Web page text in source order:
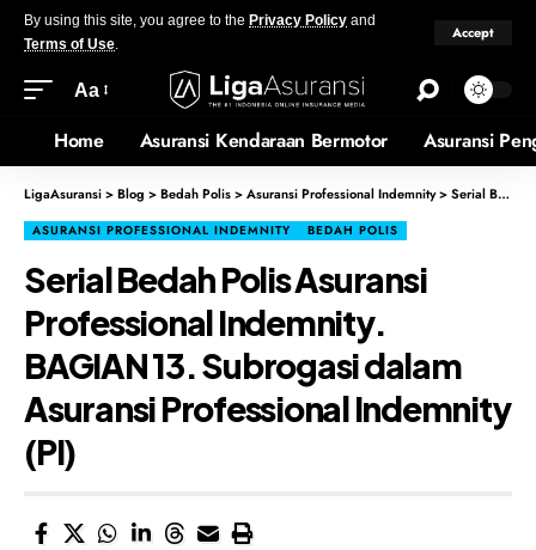
By using this site, you agree to the Privacy Policy and
Terms of Use.
Accept
Aa
Home Asuransi Kendaraan Bermotor Asuransi
LigaAsuransi>Blog >Bedah Polis>Asuransi Professional Indemnity>Serial Bedah Polis Asuransi Professional Indemnity. BAGIAN 13. Subrogasi dalam Asuransi Professional Indemnity (PI)
ASURANSI PROFESSIONAL INDEMNITY BEDAH POLIS
Serial Bedah Polis Asuransi
Professional Indemnity.
BAGIAN 13. Subrogasi dalam
Asuransi Professional Indemnity
(PI)